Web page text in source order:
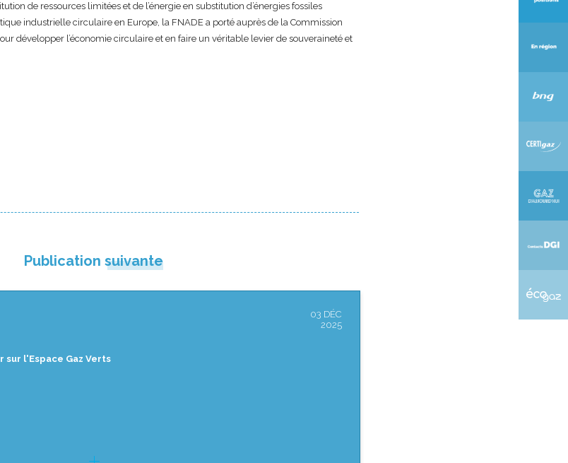
de ressources limitées et de l’énergie en substitution d’énergies fossiles
industrielle circulaire en Europe, la FNADE a porté auprès de la Commission
développer l’économie circulaire et en faire un véritable levier de souveraineté et
Publication suivante
03 DÉC
2025
sur l'Espace Gaz Verts